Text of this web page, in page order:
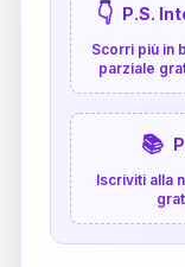
👇 P.S.
Scorri più in
parziale
📚
Iscriviti alla